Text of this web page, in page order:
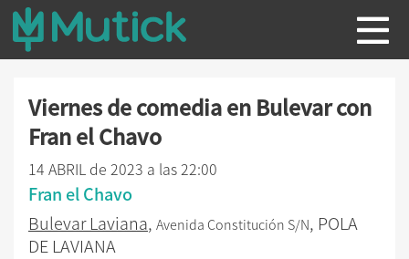
Viernes de comedia en Bulevar con
Fran el Chavo
14 ABRIL de 2023 a las 22:00
Fran el Chavo
Bulevar Laviana, Avenida Constitución S/N, POLA
DE LAVIANA